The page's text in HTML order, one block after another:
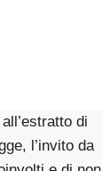
di
l’invito da